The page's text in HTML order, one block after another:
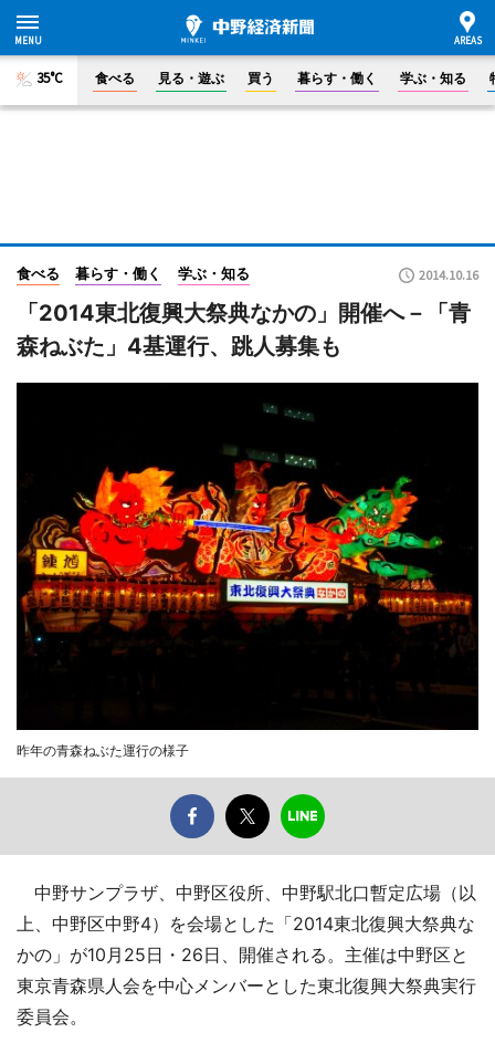
35°C 食べる 見る・遊ぶ 買う 暮らす・働く 学ぶ・知る
食べる 暮らす・働く 学ぶ・知る 2014.10.16
「2014東北復興大祭典なかの」開催へ－「青
森ねぶた」4基運行、跳人募集も
昨年の青森ねぶた運行の様子
中野サンプラザ、中野区役所、中野駅北口暫定広場（以
上、中野区中野4）を会場とした「2014東北復興大祭典な
かの」が10月25日・26日、開催される。主催は中野区と
東京青森県人会を中心メンバーとした東北復興大祭典実行
委員会。